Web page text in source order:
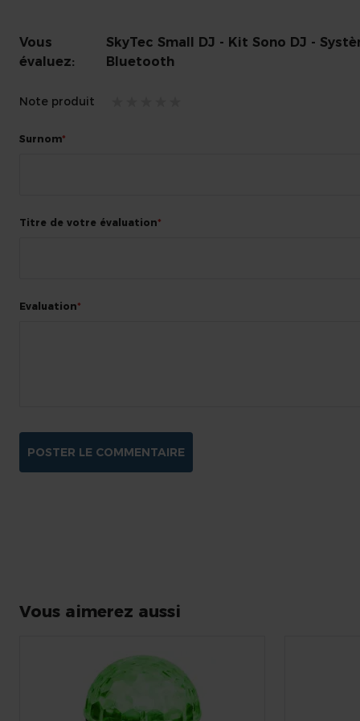
Vous
évaluez:
SkyTec Small DJ - Kit Sono DJ -
Bluetooth
Note produit
Surnom
Titre de votre évaluation
Evaluation
POSTER LE COMMENTAIRE
Vous aimerez aussi